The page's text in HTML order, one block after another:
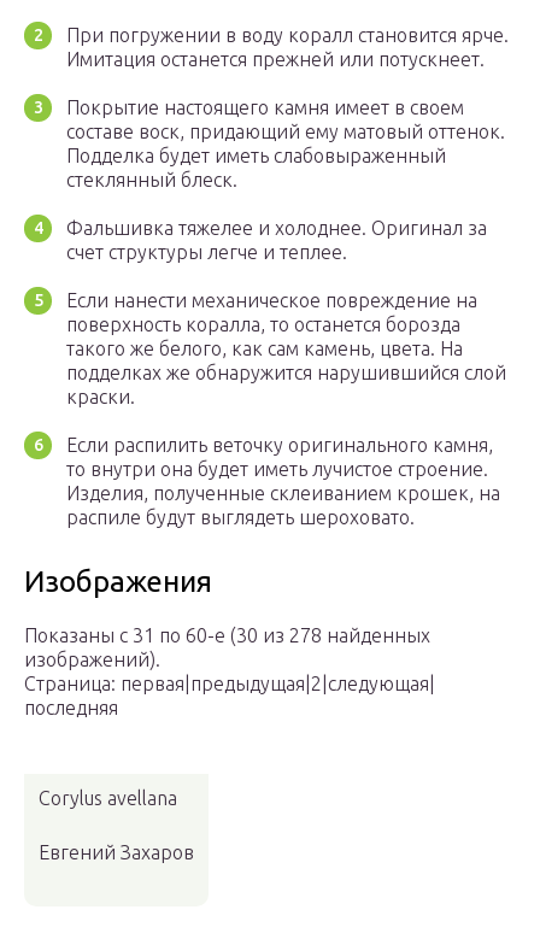
При погружении в воду коралл становится ярче.
Имитация останется прежней или потускнеет.
Покрытие настоящего камня имеет в своем
составе воск, придающий ему матовый оттенок.
Подделка будет иметь слабовыраженный
стеклянный блеск.
Фальшивка тяжелее и холоднее. Оригинал за
счет структуры легче и теплее.
Если нанести механическое повреждение на
поверхность коралла, то останется борозда
такого же белого, как сам камень, цвета. На
подделках же обнаружится нарушившийся слой
краски.
Если распилить веточку оригинального камня,
то внутри она будет иметь лучистое строение.
Изделия, полученные склеиванием крошек, на
распиле будут выглядеть шероховато.
Изображения
Показаны с 31 по 60-е (30 из 278 найденных
изображений).
Страница: первая|предыдущая|2|следующая|
последняя
Corylus avellana
Евгений Захаров